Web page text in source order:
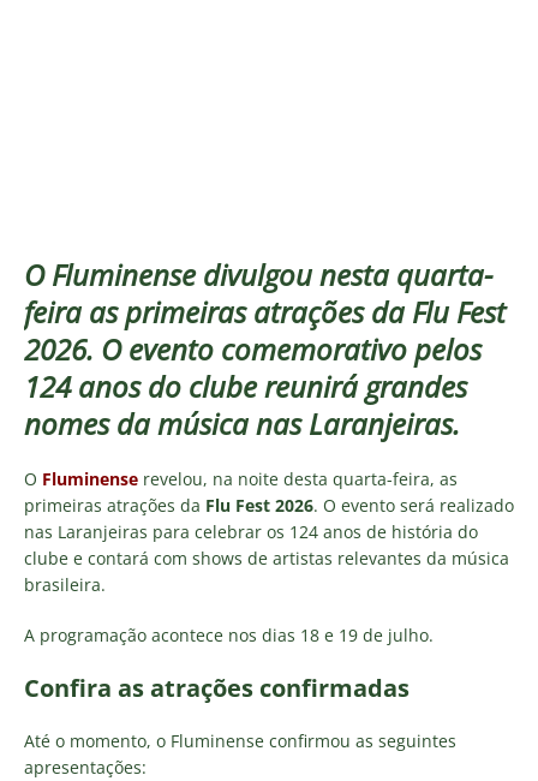
O Fluminense divulgou nesta quarta-
feira as primeiras atrações da Flu Fest
2026. O evento comemorativo pelos
124 anos do clube reunirá grandes
nomes da música nas Laranjeiras.
O Fluminense revelou, na noite desta quarta-feira, as
primeiras atrações da Flu Fest 2026. O evento será realizado
nas Laranjeiras para celebrar os 124 anos de história do
clube e contará com shows de artistas relevantes da música
brasileira.
A programação acontece nos dias 18 e 19 de julho.
Confira as atrações confirmadas
Até o momento, o Fluminense confirmou as seguintes
apresentações: